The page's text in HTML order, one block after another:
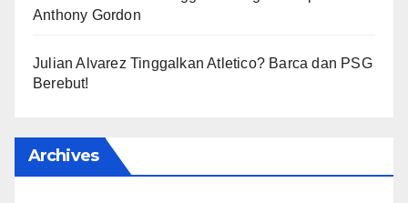
Anthony Gordon
Julian Alvarez Tinggalkan Atletico? Barca dan PSG
Berebut!
Archives